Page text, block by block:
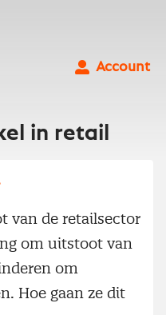
Account
in retail
van de retailsector
om uitstoot van
om
Hoe gaan ze dit